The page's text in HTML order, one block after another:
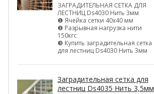
ЗАГРАДИТЕЛЬНАЯ СЕТКА ДЛЯ
ЛЕСТНИЦ Ds4030 Нить 3мм
❶ Ячейка сетки 40х40 мм
❷ Разрывная нагрузка нити
150кгс
❸ Купить заградительная сетка
для лестниц Ds4030 Нить 3мм
Заградительная сетка для
лестниц Ds4035 Нить 3,5мм